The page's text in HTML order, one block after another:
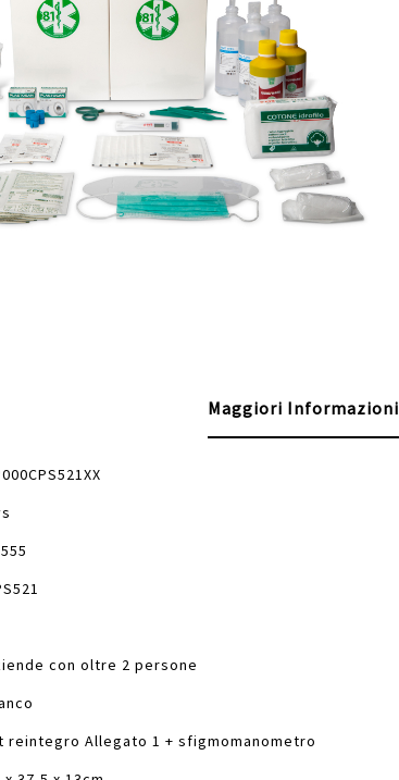
Maggiori Informazioni
con oltre 2 persone
reintegro Allegato 1 + sfigmomanometro